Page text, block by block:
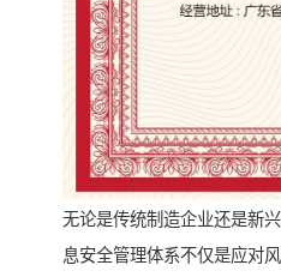
无论是传统制造企业还是新
息安全管理体系不仅是应对